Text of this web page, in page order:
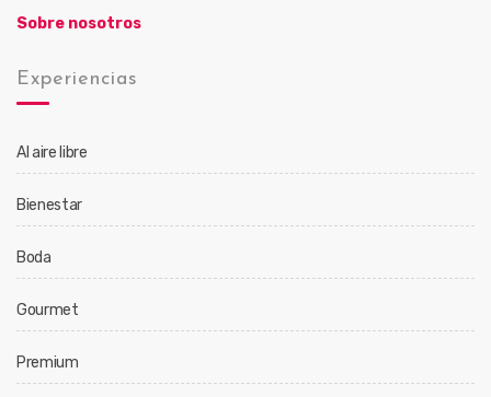
Sobre nosotros
Experiencias
Al aire libre
Bienestar
Boda
Gourmet
Premium